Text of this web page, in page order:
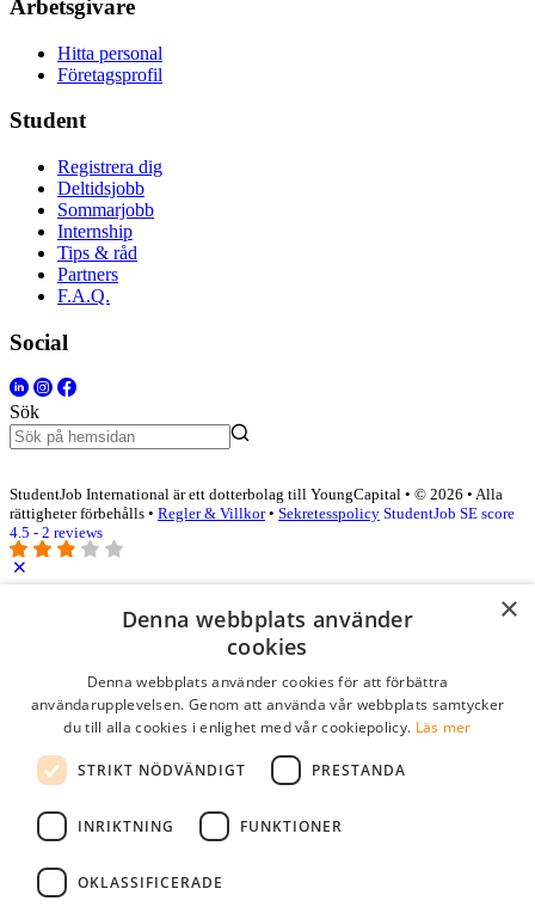
Arbetsgivare
Hitta personal
Företagsprofil
Student
Registrera dig
Deltidsjobb
Sommarjobb
Internship
Tips & råd
Partners
F.A.Q.
Social
Sök
StudentJob International är ett dotterbolag till YoungCapital • © 2026 • Alla
rättigheter förbehålls • Regler & Villkor• Sekretesspolicy StudentJob SE score
4.5 - 2 reviews
Logga in som företag
Lösenord
kom ihåg mig
logga in
Kostnadsfri företagsprofil
×
Denna webbplats använder
cookies
Denna webbplats använder cookies för att förbättra
användarupplevelsen. Genom att använda vår webbplats samtycker
du till alla cookies i enlighet med vår cookiepolicy. Läs mer
STRIKT NÖDVÄNDIGT PRESTANDA
INRIKTNING FUNKTIONER
OKLASSIFICERADE